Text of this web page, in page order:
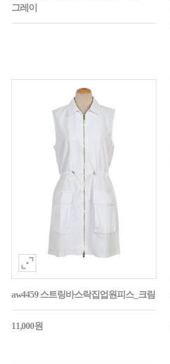
그레이
aw4459 스트링바스락집업원피스_크림
11,000원